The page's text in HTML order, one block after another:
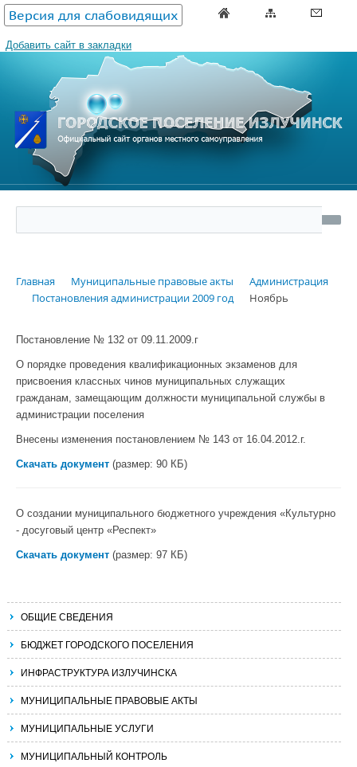
Версия для слабовидящих
Добавить сайт в закладки
Главная Муниципальные правовые акты
Администрация
Постановления администрации 2009 год
Ноябрь
Постановление № 132 от 09.11.2009.г
О порядке проведения квалификационных экзаменов для
присвоения классных чинов муниципальных служащих
гражданам, замещающим должности муниципальной службы в
администрации поселения
Внесены изменения постановлением № 143 от 16.04.2012.г.
Скачать документ (размер: 90 КБ)
О создании муниципального бюджетного учреждения «Культурно
- досуговый центр «Респект»
Скачать документ (размер: 97 КБ)
ОБЩИЕ СВЕДЕНИЯ
БЮДЖЕТ ГОРОДСКОГО ПОСЕЛЕНИЯ
ИНФРАСТРУКТУРА ИЗЛУЧИНСКА
МУНИЦИПАЛЬНЫЕ ПРАВОВЫЕ АКТЫ
МУНИЦИПАЛЬНЫЕ УСЛУГИ
МУНИЦИПАЛЬНЫЙ КОНТРОЛЬ